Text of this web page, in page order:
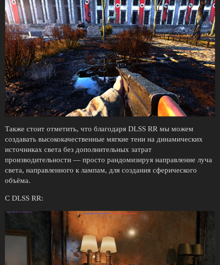
Также стоит отметить, что благодаря DLSS RR мы можем
создавать высококачественные мягкие тени на динамических
источниках света без дополнительных затрат
производительности — просто рандомизируя направление луча
света, направленного к лампам, для создания сферического
объёма.
С DLSS RR: